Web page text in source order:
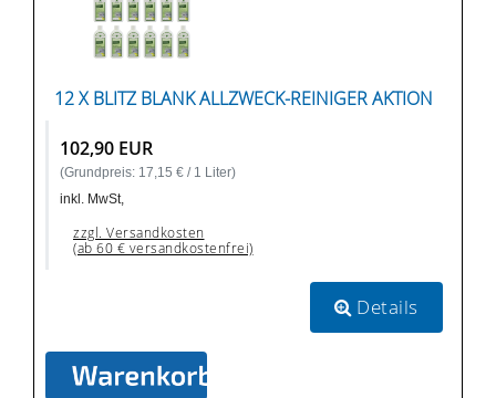
12 X BLITZ BLANK ALLZWECK-REINIGER AKTION
102,90 EUR
(Grundpreis: 17,15 € / 1 Liter)
inkl. MwSt,
zzgl. Versandkosten
(ab 60 € versandkostenfrei)
Details